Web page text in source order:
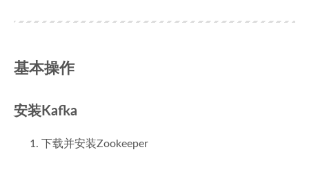
基本操作
安装Kafka
下载并安装Zookeeper